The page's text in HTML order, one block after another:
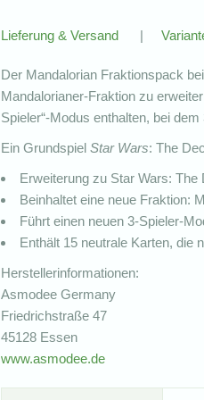
Lieferung & Versand |
Der Mandalorian Fraktionspack
Mandalorianer-Fraktion zu
Spieler“-Modus enthalten, bei
Ein Grundspiel Star Wars: The
Erweiterung zu Star Wars: The
Beinhaltet eine neue Fraktion:
Führt einen neuen 3-Spieler-
Enthält 15 neutrale Karten, die
Herstellerinformationen:
Asmodee Germany
Friedrichstraße 47
45128 Essen
www.asmodee.de